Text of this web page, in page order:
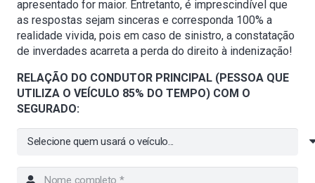
apresentado for maior. Entretanto, é imprescindível que
as respostas sejam sinceras e corresponda 100% a
realidade vivida, pois em caso de sinistro, a constatação
de inverdades acarreta a perda do direito à indenização!
RELAÇÃO DO CONDUTOR PRINCIPAL (PESSOA QUE
UTILIZA O VEÍCULO 85% DO TEMPO) COM O
SEGURADO: